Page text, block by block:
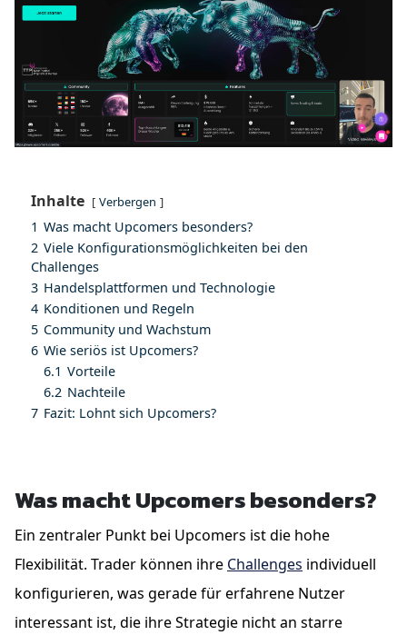
Inhalte Verbergen
1 Was macht Upcomers besonders?
2 Viele Konfigurationsmöglichkeiten bei den
Challenges
3 Handelsplattformen und Technologie
4 Konditionen und Regeln
5 Community und Wachstum
6 Wie seriös ist Upcomers?
6.1 Vorteile
6.2 Nachteile
7 Fazit: Lohnt sich Upcomers?
Was macht Upcomers besonders?
Ein zentraler Punkt bei Upcomers ist die hohe
Flexibilität. Trader können ihre Challenges individuell
konfigurieren, was gerade für erfahrene Nutzer
interessant ist, die ihre Strategie nicht an starre